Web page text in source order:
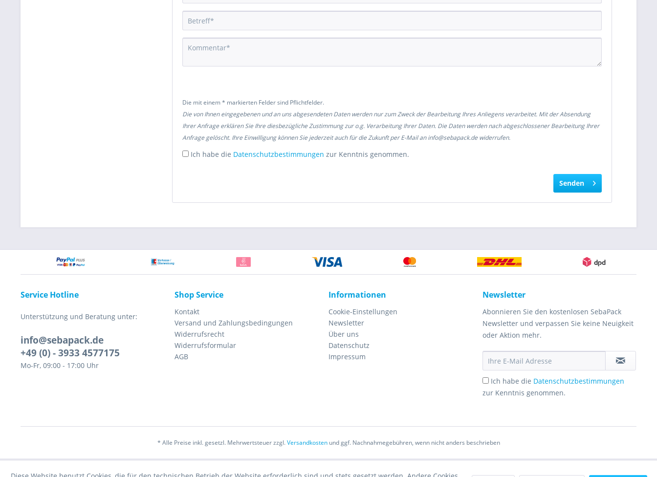
Die mit einem * markierten Felder sind Pflichtfelder.
Die von Ihnen eingegebenen und an uns abgesendeten Daten werden nur zum Zweck der Bearbeitung Ihres Anliegens verarbeitet. Mit der Absendung
Ihrer Anfrage erklären Sie Ihre diesbezügliche Zustimmung zur o.g. Verarbeitung Ihrer Daten. Die Daten werden nach abgeschlossener Bearbeitung Ihrer
Anfrage gelöscht. Ihre Einwilligung können Sie jederzeit auch für die Zukunft per E-Mail an info@sebapack.de widerrufen.
Ich habe die Datenschutzbestimmungen zur Kenntnis genommen.
Senden
Service Hotline
Unterstützung und Beratung unter:
info@sebapack.de
+49 (0) - 3933 4577175
Mo-Fr, 09:00 - 17:00 Uhr
Shop Service
Kontakt
Versand und Zahlungsbedingungen
Widerrufsrecht
Widerrufsformular
AGB
Informationen
Cookie-Einstellungen
Newsletter
Über uns
Datenschutz
Impressum
Newsletter
Abonnieren Sie den kostenlosen SebaPack
Newsletter und verpassen Sie keine Neuigkeit
oder Aktion mehr.
Ich habe die Datenschutzbestimmungen
zur Kenntnis genommen.
* Alle Preise inkl. gesetzl. Mehrwertsteuer zzgl.Versandkostenund ggf. Nachnahmegebühren, wenn nicht anders beschrieben